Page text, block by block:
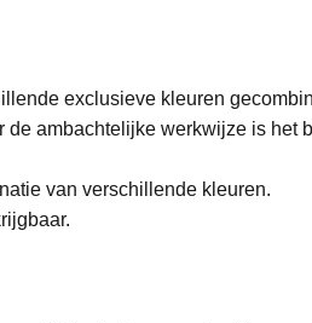
exclusieve kleuren
ambachtelijke werkwijze is het
van verschillende kleuren.